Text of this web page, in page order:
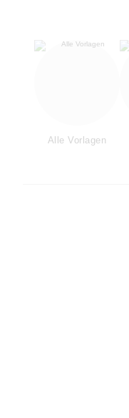
Alle Vorlagen